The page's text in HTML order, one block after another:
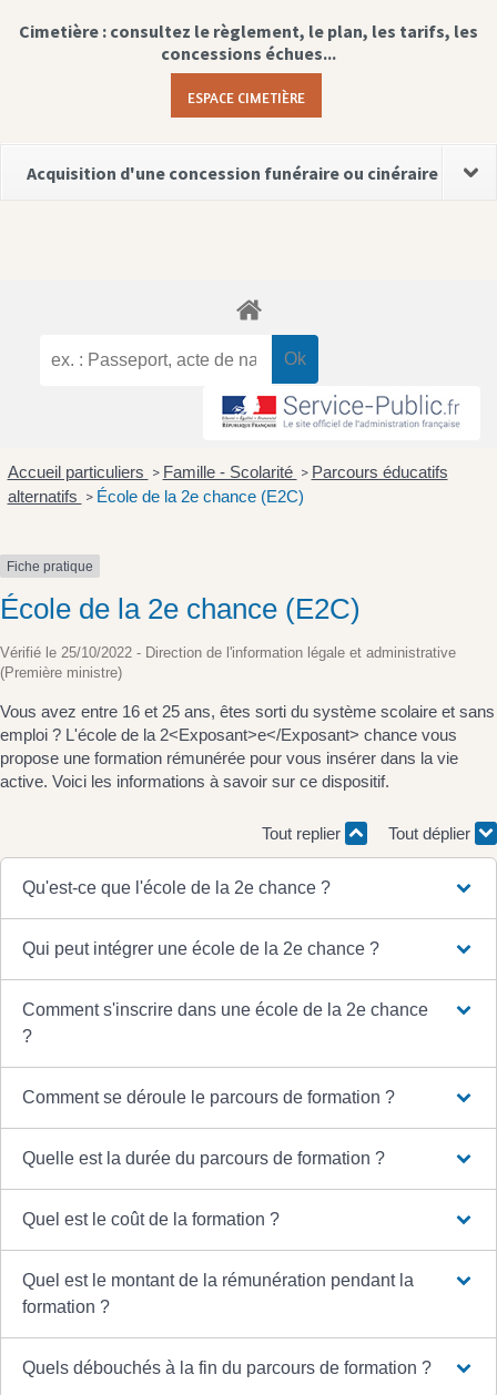
Cimetière : consultez le règlement, le plan, les tarifs, les
concessions échues...
ESPACE CIMETIÈRE
Acquisition d'une concession funéraire ou cinéraire
Accueil particuliers > Famille - Scolarité > Parcours éducatifs
alternatifs > École de la 2e chance (E2C)
Fiche pratique
École de la 2e chance (E2C)
Vérifié le 25/10/2022 - Direction de l'information légale et administrative
(Première ministre)
Vous avez entre 16 et 25 ans, êtes sorti du système scolaire et sans
emploi ? L'école de la 2<Exposant>e</Exposant> chance vous
propose une formation rémunérée pour vous insérer dans la vie
active. Voici les informations à savoir sur ce dispositif.
Tout replier Tout déplier
Qu'est-ce que l'école de la 2e chance ?
Qui peut intégrer une école de la 2e chance ?
Comment s'inscrire dans une école de la 2e chance
?
Comment se déroule le parcours de formation ?
Quelle est la durée du parcours de formation ?
Quel est le coût de la formation ?
Quel est le montant de la rémunération pendant la
formation ?
Quels débouchés à la fin du parcours de formation ?